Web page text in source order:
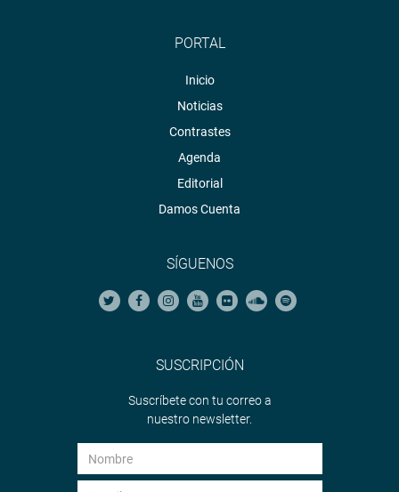
PORTAL
Inicio
Noticias
Contrastes
Agenda
Editorial
Damos Cuenta
SÍGUENOS
SUSCRIPCIÓN
Suscríbete con tu correo a
nuestro newsletter.